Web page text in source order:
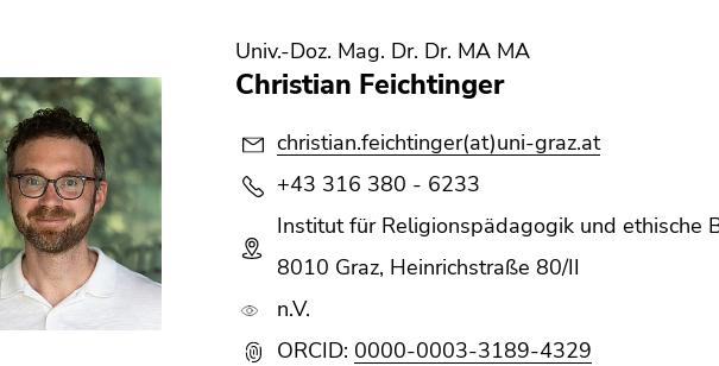
Univ.-Doz. Mag. Dr. Dr. MA MA
Christian Feichtinger
christian.feichtinger(at)uni-graz.at
+43 316 380 - 6233
Institut für Religionspädagogik und ethische
8010 Graz, Heinrichstraße 80/II
n.V.
ORCID: 0000-0003-3189-4329